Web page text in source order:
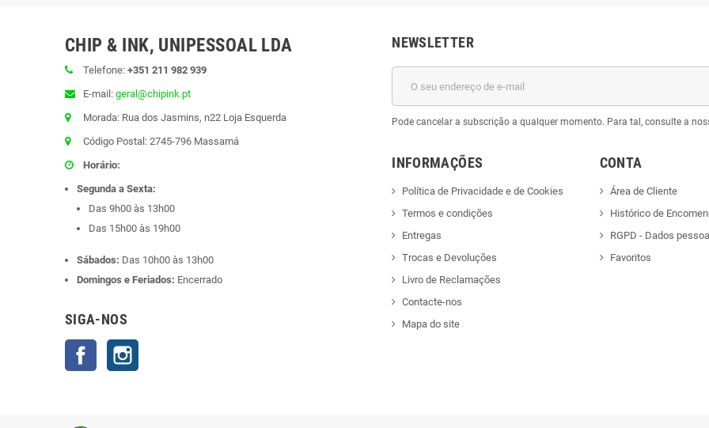
CHIP & INK, UNIPESSOAL LDA
Telefone: +351 211 982 939
E-mail: geral@chipink.pt
Morada: Rua dos Jasmins, n22 Loja Esquerda
Código Postal: 2745-796 Massamá
Horário:
Segunda a Sexta:
Das 9h00 às 13h00
Das 15h00 às 19h00
Sábados: Das 10h00 às 13h00
Domingos e Feriados: Encerrado
SIGA-NOS
Facebook
NEWSLETTER
Pode cancelar a subscrição a qualquer momento. Para tal, consulte a
INFORMAÇÕES
Política de Privacidade e de Cookies
Termos e condições
Entregas
Trocas e Devoluções
Livro de Reclamações
Contacte-nos
Mapa do site
CONTA
Área de Cliente
Histórico de
RGPD - Dados
Favoritos